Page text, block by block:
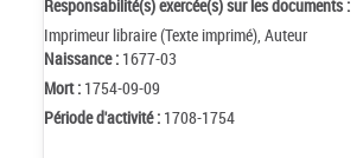
Responsabilité(s) exercée(s) sur les documents :
Imprimeur libraire (Texte imprimé), Auteur
Naissance : 1677-03
Mort : 1754-09-09
Période d'activité : 1708-1754